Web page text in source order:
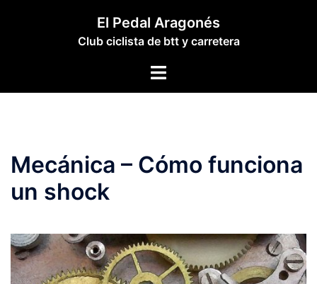
El Pedal Aragonés
Club ciclista de btt y carretera
Alternar
Mecánica – Cómo funciona
un shock